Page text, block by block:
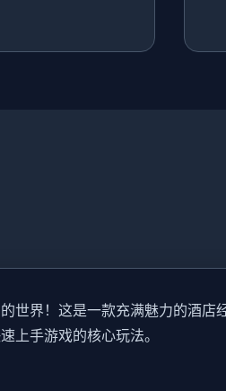
世界！这是一款充满魅力的酒
上手游戏的核心玩法。